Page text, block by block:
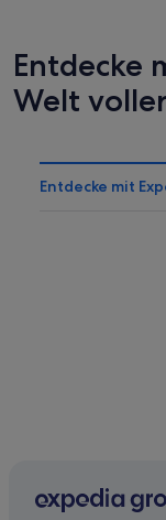
Entdecke
Welt
Entdecke mit